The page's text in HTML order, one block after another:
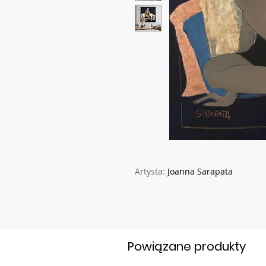
Artysta: Joanna Sarapata
Powiązane produkty